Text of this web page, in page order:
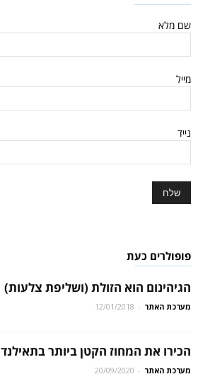
שם מלא
מייל
נייד
פופולרים כעת
הגיהינום הוא הזולת (ושליפת צלעות)
מערכת האתר -
12/01/2018
הכירו את המחוז הקטן ביותר בתאילנד
מערכת האתר -
20/09/2020